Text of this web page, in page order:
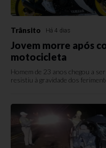
Trânsito Há 4 dias
Jovem morre após
motocicleta
Homem de 23 anos chegou a
resistiu à gravidade dos